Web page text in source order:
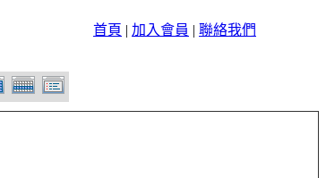
首頁 | 加入會員 | 聯絡我們